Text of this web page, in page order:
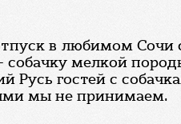
в любимом Сочи
мелкой
Русь гостей с
мы не принимаем.